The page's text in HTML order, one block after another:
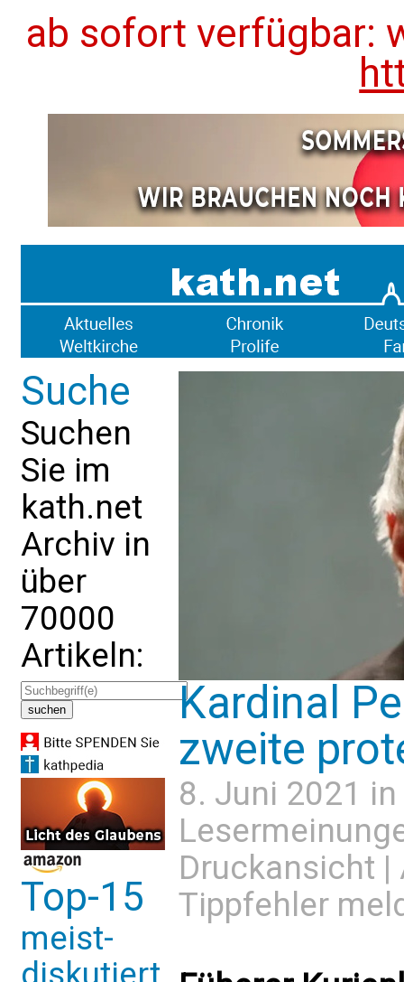
ab sofort verfügbar:
Suche
Suchen
Sie im
kath.net
Archiv in
über
70000
Artikeln:
Top-15
meist-
Kardinal
zweite
8. Juni 2021 in
Druckansicht |
Tippfehler